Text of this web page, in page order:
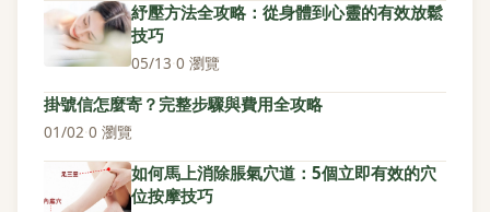
紓壓方法全攻略：從身體到心靈的有效放鬆
技巧
05/13·0 瀏覽
掛號信怎麼寄？完整步驟與費用全攻略
01/02·0 瀏覽
如何馬上消除脹氣穴道：5個立即有效的穴
位按摩技巧